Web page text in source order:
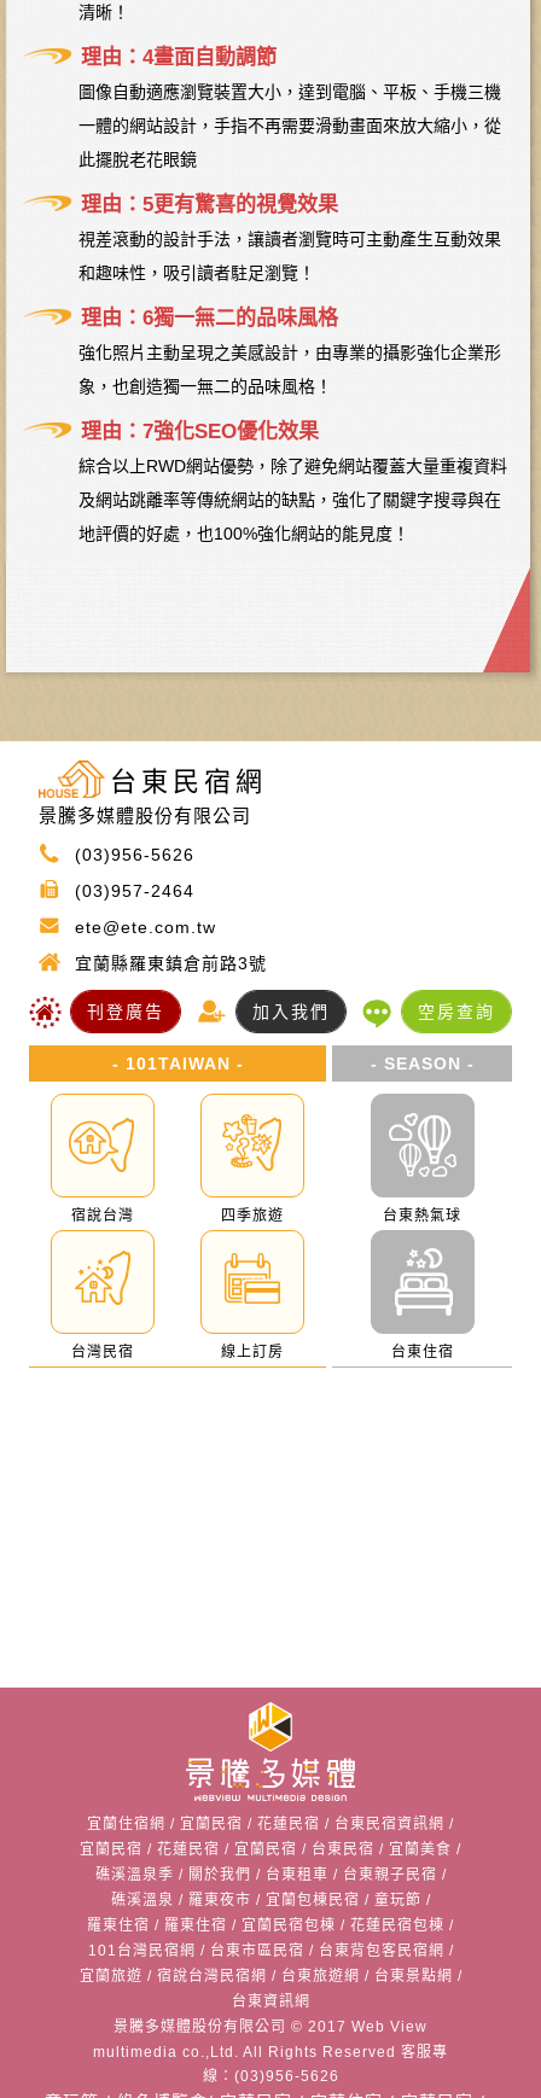
清晰！
理由：4畫面自動調節
圖像自動適應瀏覽裝置大小，達到電腦、平板、手機三機
一體的網站設計，手指不再需要滑動畫面來放大縮小，從
此擺脫老花眼鏡
理由：5更有驚喜的視覺效果
視差滾動的設計手法，讓讀者瀏覽時可主動產生互動效果
和趣味性，吸引讀者駐足瀏覽！
理由：6獨一無二的品味風格
強化照片主動呈現之美感設計，由專業的攝影強化企業形
象，也創造獨一無二的品味風格！
理由：7強化SEO優化效果
綜合以上RWD網站優勢，除了避免網站覆蓋大量重複資料
及網站跳離率等傳統網站的缺點，強化了關鍵字搜尋與在
地評價的好處，也100%強化網站的能見度！
台東民宿網
景騰多媒體股份有限公司
(03)956-5626
(03)957-2464
ete@ete.com.tw
宜蘭縣羅東鎮倉前路3號
刊登廣告 加入我們 空房查詢
- 101TAIWAN -
宿說台灣 四季旅遊
台灣民宿 線上訂房
- SEASON -
台東熱氣球
台東住宿
宜蘭住宿網 / 宜蘭民宿 / 花蓮民宿 / 台東民宿資訊網 /
宜蘭民宿 / 花蓮民宿 / 宜蘭民宿 / 台東民宿 / 宜蘭美食 /
礁溪溫泉季 / 關於我們 / 台東租車 / 台東親子民宿 /
礁溪溫泉 / 羅東夜市 / 宜蘭包棟民宿 / 童玩節 /
羅東住宿 / 羅東住宿 / 宜蘭民宿包棟 / 花蓮民宿包棟 /
101台灣民宿網 / 台東市區民宿 / 台東背包客民宿網 /
宜蘭旅遊 / 宿說台灣民宿網 / 台東旅遊網 / 台東景點網 /
台東資訊網
景騰多媒體股份有限公司 © 2017 Web View
multimedia co.,Ltd. All Rights Reserved 客服專
線：(03)956-5626